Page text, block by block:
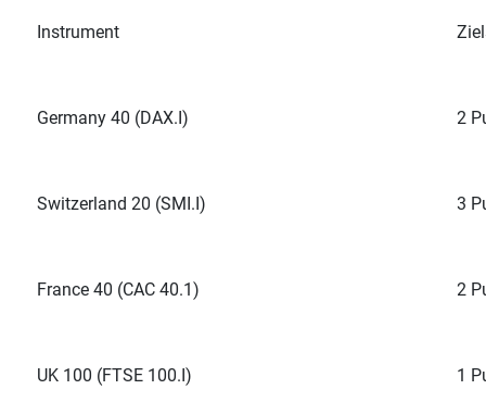
Instrument
Germany 40 (DAX.I) 2
Switzerland 20 (SMI.I) 3
France 40 (CAC 40.1) 2
UK 100 (FTSE 100.I) 1